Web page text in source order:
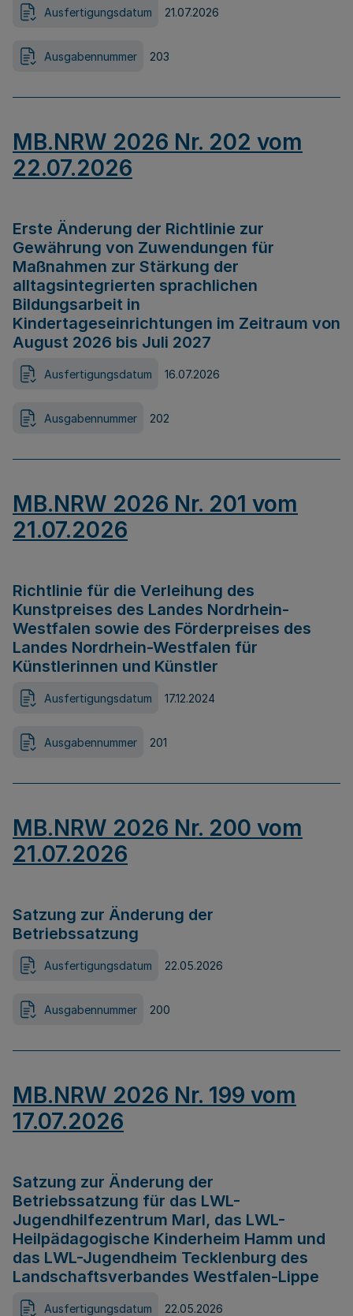
Ausfertigungsdatum 21.07.2026
Ausgabennummer 203
MB.NRW 2026 Nr. 202 vom
22.07.2026
Erste Änderung der Richtlinie zur
Gewährung von Zuwendungen für
Maßnahmen zur Stärkung der
alltagsintegrierten sprachlichen
Bildungsarbeit in
Kindertageseinrichtungen im Zeitraum von
August 2026 bis Juli 2027
Ausfertigungsdatum 16.07.2026
Ausgabennummer 202
MB.NRW 2026 Nr. 201 vom
21.07.2026
Richtlinie für die Verleihung des
Kunstpreises des Landes Nordrhein-
Westfalen sowie des Förderpreises des
Landes Nordrhein-Westfalen für
Künstlerinnen und Künstler
Ausfertigungsdatum 17.12.2024
Ausgabennummer 201
MB.NRW 2026 Nr. 200 vom
21.07.2026
Satzung zur Änderung der
Betriebssatzung
Ausfertigungsdatum 22.05.2026
Ausgabennummer 200
MB.NRW 2026 Nr. 199 vom
17.07.2026
Satzung zur Änderung der
Betriebssatzung für das LWL-
Jugendhilfezentrum Marl, das LWL-
Heilpädagogische Kinderheim Hamm und
das LWL-Jugendheim Tecklenburg des
Landschaftsverbandes Westfalen-Lippe
Ausfertigungsdatum 22.05.2026